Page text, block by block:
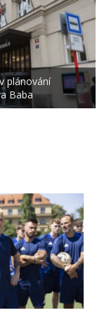
plánování
Baba